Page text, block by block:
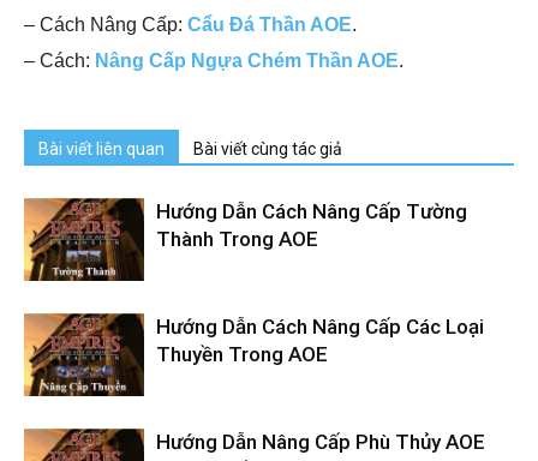
– Cách Nâng Cấp: Cẩu Đá Thần AOE.
– Cách: Nâng Cấp Ngựa Chém Thần AOE.
Bài viết liên quan Bài viết cùng tác giả
Hướng Dẫn Cách Nâng Cấp Tường
Thành Trong AOE
Hướng Dẫn Cách Nâng Cấp Các Loại
Thuyền Trong AOE
Hướng Dẫn Nâng Cấp Phù Thủy AOE